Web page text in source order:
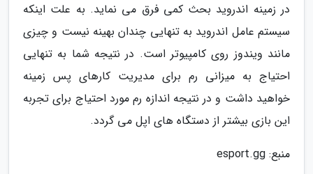
در زمینه اندروید بحث کمی فرق می نماید. به علت اینکه
سیستم عامل اندروید به تنهایی چندان بهینه نیست و چیزی
مانند ویندوز روی کامپیوتر است. در نتیجه شما به تنهایی
احتیاج به میزانی رم برای مدیریت کارهای پس زمینه
خواهید داشت و در نتیجه اندازه رم مورد احتیاج برای تجربه
این بازی بیشتر از دستگاه های اپل می گردد.
منبع: esport.gg